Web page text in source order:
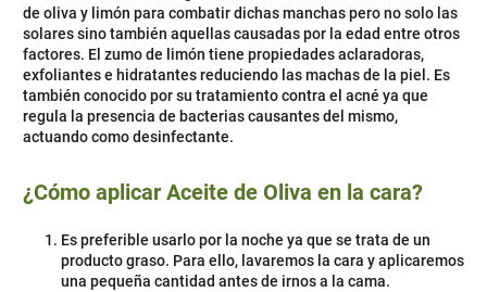
de oliva y limón para combatir dichas manchas pero no solo las
solares sino también aquellas causadas por la edad entre otros
factores. El zumo de limón tiene propiedades aclaradoras,
exfoliantes e hidratantes reduciendo las machas de la piel. Es
también conocido por su tratamiento contra el acné ya que
regula la presencia de bacterias causantes del mismo,
actuando como desinfectante.
¿Cómo aplicar Aceite de Oliva en la cara?
Es preferible usarlo por la noche ya que se trata de un
producto graso. Para ello, lavaremos la cara y aplicaremos
una pequeña cantidad antes de irnos a la cama.